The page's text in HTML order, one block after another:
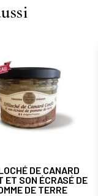
DE CANARD
ET SON ÉCRASÉ DE
DE TERRE